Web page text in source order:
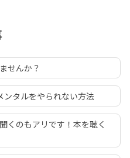
せんか？
タルをやられない方法
くのもアリです！本を聴く